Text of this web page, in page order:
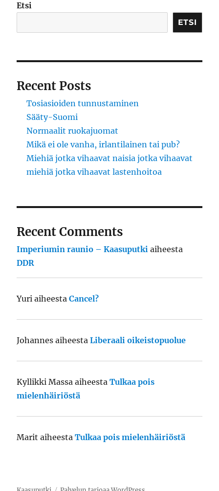
Etsi
ETSI
Recent Posts
Tosiasioiden tunnustaminen
Sääty-Suomi
Normaalit ruokajuomat
Mikä ei ole vanha, irlantilainen tai pub?
Miehiä jotka vihaavat naisia jotka vihaavat
miehiä jotka vihaavat lastenhoitoa
Recent Comments
Imperiumin raunio – Kaasuputki aiheesta
DDR
Yuri aiheestaCancel?
Johannes aiheestaLiberaali oikeistopuolue
Kyllikki Massa aiheestaTulkaa pois
mielenhäiriöstä
Marit aiheestaTulkaa pois mielenhäiriöstä